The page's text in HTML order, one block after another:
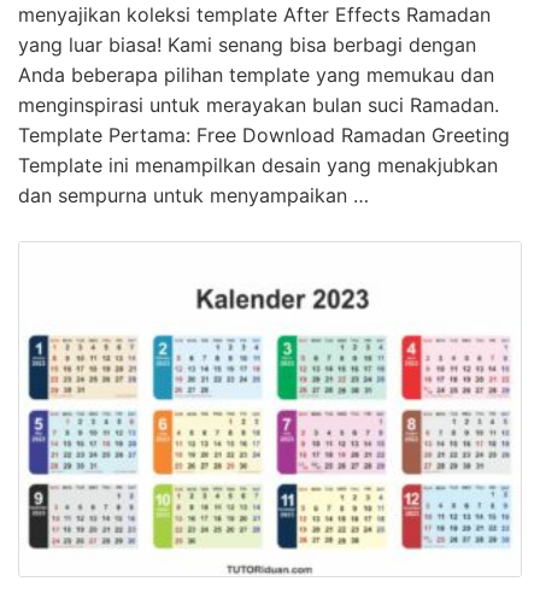
menyajikan koleksi template After Effects Ramadan
yang luar biasa! Kami senang bisa berbagi dengan
Anda beberapa pilihan template yang memukau dan
menginspirasi untuk merayakan bulan suci Ramadan.
Template Pertama: Free Download Ramadan Greeting
Template ini menampilkan desain yang menakjubkan
dan sempurna untuk menyampaikan …